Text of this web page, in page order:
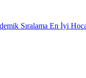
Sıralama En İyi